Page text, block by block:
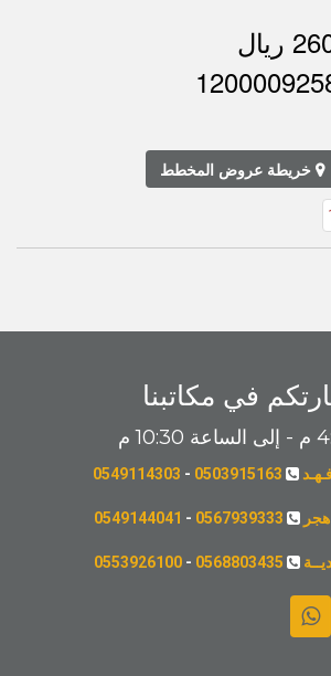
خريطة عروض المخطط
في مكاتبنا
0503915163
-
0549114303
0567939333
-
0549144041
0568803435
-
0553926100